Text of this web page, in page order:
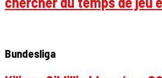
Bundesliga